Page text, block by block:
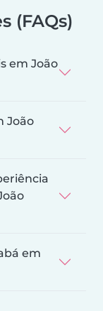
(FAQs)
em João
João
em